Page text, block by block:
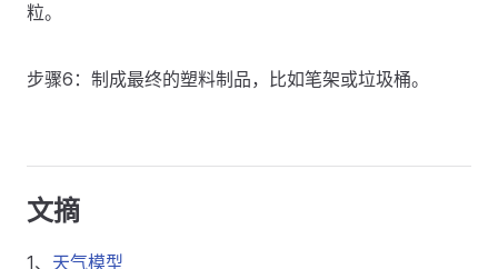
粒。
步骤6：制成最终的塑料制品，比如笔架或垃圾桶。
文摘
1、 天气模型